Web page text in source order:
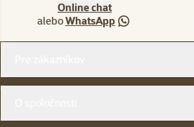
Online chat
aleboWhatsApp